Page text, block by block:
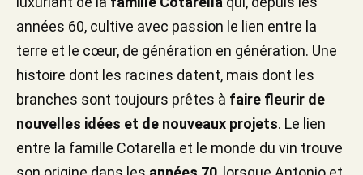
années 60, cultive avec passion le lien entre la
terre et le cœur, de génération en génération. Une
histoire dont les racines datent, mais dont les
branches sont toujours prêtes à faire fleurir de
nouvelles idées et de nouveaux projets. Le lien
entre la famille Cotarella et le monde du vin trouve